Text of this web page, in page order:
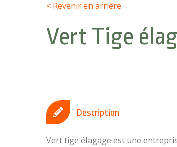
< Revenir en arrière
Vert Tige
Description
Vert tige élagage est une